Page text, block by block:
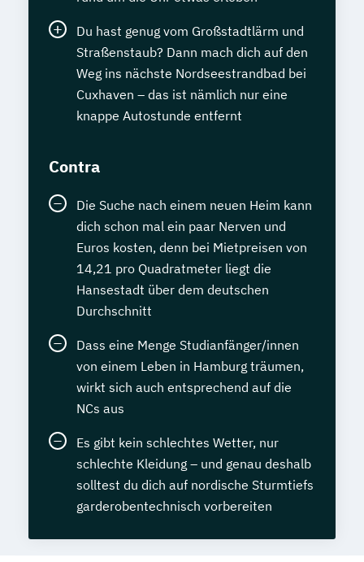
Du hast genug vom Großstadtlärm und
Straßenstaub? Dann mach dich auf den
Weg ins nächste Nordseestrandbad bei
Cuxhaven – das ist nämlich nur eine
knappe Autostunde entfernt
Contra
Die Suche nach einem neuen Heim kann
dich schon mal ein paar Nerven und
Euros kosten, denn bei Mietpreisen von
14,21 pro Quadratmeter liegt die
Hansestadt über dem deutschen
Durchschnitt
Dass eine Menge Studianfänger/innen
von einem Leben in Hamburg träumen,
wirkt sich auch entsprechend auf die
NCs aus
Es gibt kein schlechtes Wetter, nur
schlechte Kleidung – und genau deshalb
solltest du dich auf nordische Sturmtiefs
garderobentechnisch vorbereiten